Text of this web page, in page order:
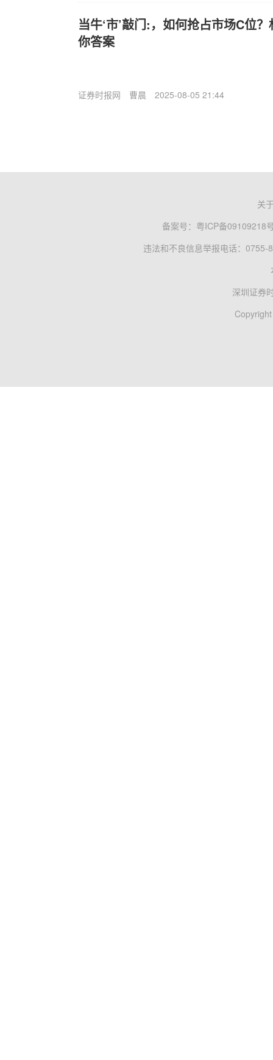
当牛‘市’敲门:，如何抢占市场C位
你答案
证券时报网 曹晨 2025-08-05 21:44
关
备案号： 粤ICP备09109218
违法和不良信息举报电话：0755-
深圳证券